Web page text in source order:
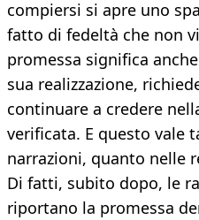
compiersi si apre uno
fatto di fedeltà che non
promessa significa
sua realizzazione,
continuare a credere
verificata. E questo vale
narrazioni, quanto nelle
Di fatti, subito dopo, le
riportano la promessa